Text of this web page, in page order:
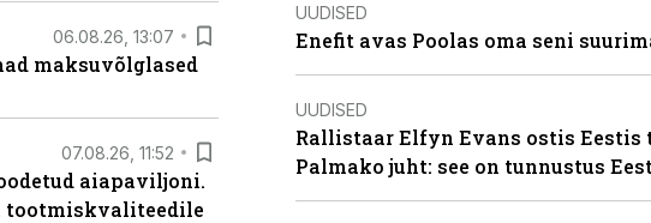
06.08.26, 13:07
maksuvõlglased
07.08.26, 11:52
aiapaviljoni.
tootmiskvaliteedile
UUDISED
Enefit avas Poolas oma seni
UUDISED
Rallistaar Elfyn Evans ostis
Palmako juht: see on tunnustus